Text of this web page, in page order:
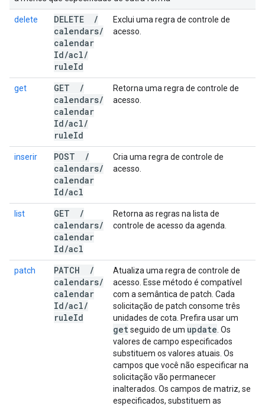
delete DELETE
/
calendars/
calendar
Id/acl/
ruleId
Exclui uma regra de controle de
acesso.
get GET
/
calendars/
calendar
Id/acl/
ruleId
Retorna uma regra de controle de
acesso.
inserir POST
/
calendars/
calendar
Id/acl
Cria uma regra de controle de
acesso.
list GET
/
calendars/
calendar
Id/acl
Retorna as regras na lista de
controle de acesso da agenda.
patch PATCH
/
calendars/
calendar
Id/acl/
ruleId
Atualiza uma regra de controle de
acesso. Esse método é compatível
com a semântica de patch. Cada
solicitação de patch consome três
unidades de cota. Prefira usar um
getseguido de um update . Os
valores de campo especificados
substituem os valores atuais. Os
campos que você não especificar na
solicitação vão permanecer
inalterados. Os campos de matriz, se
especificados, substituem as